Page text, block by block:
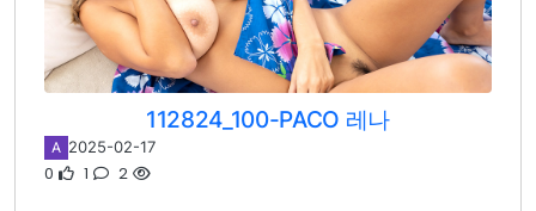
112824_100-PACO 레나
A 2025-02-17
0 1 2